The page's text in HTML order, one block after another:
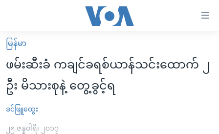
လွယ်ကူ
စေ
သည့်
Link
များ
ပင်မ
မူလစာမျက်နှာ
မြန်မာ
ကမ္ဘာ့သတင်းများ
နိုင်ငံတကာ
အမေရိကန်
ဗွီဒီယို
သတင်းလွတ်လပ်ခွင့်
မြန်မာ
ဖမ်းဆီးခံ ကချင်ခရစ်ယာန်သင်းထောက် ၂
ဦး မိသားစုနဲ့ တွေ့ခွင့်ရ
ခင်ဖြူထွေး
၂၅ ဇန္နဝါရီ၊ ၂၀၁၇